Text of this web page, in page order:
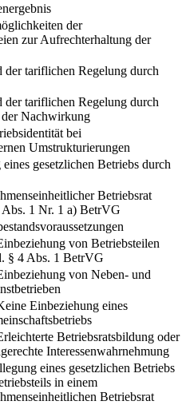
der
zur Aufrechterhaltung der
der tariflichen Regelung durch
der tariflichen Regelung durch
Nachwirkung
bei
Umstrukturierungen
gesetzlichen Betriebs durch
Betriebsrat
Abs. 1 Nr. 1 a) BetrVG
von Betriebsteilen
§ 4 Abs. 1 BetrVG
von Neben- und
Einbeziehung eines
Betriebsratsbildung oder
Interessenwahrnehmung
eines gesetzlichen Betriebs
in einem
Betriebsrat